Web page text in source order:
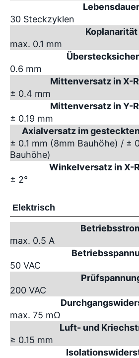
Lebensdauer
30 Steckzyklen
Koplanarität
max. 0.1 mm
0.6 mm
Mittenversatz in X-
± 0.4 mm
Mittenversatz in Y-
± 0.19 mm
Axialversatz im
± 0.1 mm (8mm Bauhöhe) / ±
Bauhöhe)
Winkelversatz in X-
± 2°
Elektrisch
max. 0.5 A
50 VAC
200 VAC
max. 75 mΩ
Luft- und
≥ 0.15 mm